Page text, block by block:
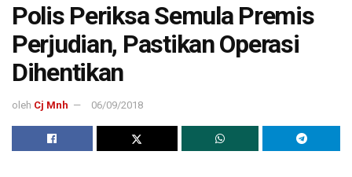
Polis Periksa Semula Premis
Perjudian, Pastikan Operasi
Dihentikan
oleh Cj Mnh 06/09/2018